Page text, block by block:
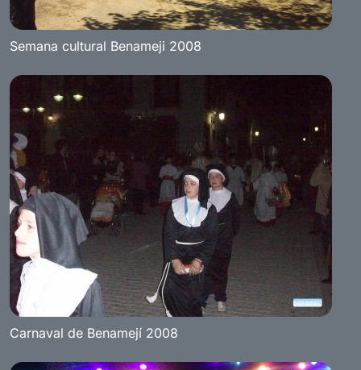
Semana cultural Benameji 2008
Carnaval de Benamejí 2008